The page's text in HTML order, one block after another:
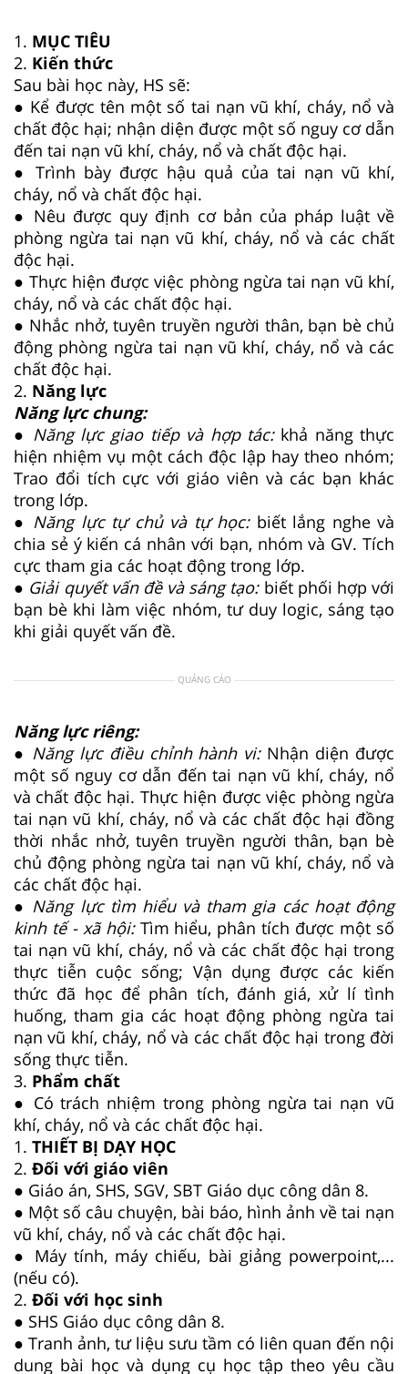
1. MỤC TIÊU
2. Kiến thức
Sau bài học này, HS sẽ:
● Kể được tên một số tai nạn vũ khí, cháy, nổ và
chất độc hại; nhận diện được một số nguy cơ dẫn
đến tai nạn vũ khí, cháy, nổ và chất độc hại.
● Trình bày được hậu quả của tai nạn vũ khí,
cháy, nổ và chất độc hại.
● Nêu được quy định cơ bản của pháp luật về
phòng ngừa tai nạn vũ khí, cháy, nổ và các chất
độc hại.
● Thực hiện được việc phòng ngừa tai nạn vũ khí,
cháy, nổ và các chất độc hại.
● Nhắc nhở, tuyên truyền người thân, bạn bè chủ
động phòng ngừa tai nạn vũ khí, cháy, nổ và các
chất độc hại.
2. Năng lực
Năng lực chung:
● Năng lực giao tiếp và hợp tác:khả năng thực
hiện nhiệm vụ một cách độc lập hay theo nhóm;
Trao đổi tích cực với giáo viên và các bạn khác
trong lớp.
● Năng lực tự chủ và tự học:biết lắng nghe và
chia sẻ ý kiến cá nhân với bạn, nhóm và GV. Tích
cực tham gia các hoạt động trong lớp.
● Giải quyết vấn đề và sáng tạo:biết phối hợp với
bạn bè khi làm việc nhóm, tư duy logic, sáng tạo
khi giải quyết vấn đề.
QUẢNG CÁO
Năng lực riêng:
● Năng lực điều chỉnh hành vi:Nhận diện được
một số nguy cơ dẫn đến tai nạn vũ khí, cháy, nổ
và chất độc hại. Thực hiện được việc phòng ngừa
tai nạn vũ khí, cháy, nổ và các chất độc hại đồng
thời nhắc nhở, tuyên truyền người thân, bạn bè
chủ động phòng ngừa tai nạn vũ khí, cháy, nổ và
các chất độc hại.
● Năng lực tìm hiểu và tham gia các hoạt động
kinh tế - xã hội:Tìm hiểu, phân tích được một số
tai nạn vũ khí, cháy, nổ và các chất độc hại trong
thực tiễn cuộc sống; Vận dụng được các kiến
thức đã học để phân tích, đánh giá, xử lí tình
huống, tham gia các hoạt động phòng ngừa tai
nạn vũ khí, cháy, nổ và các chất độc hại trong đời
sống thực tiễn.
3. Phẩm chất
● Có trách nhiệm trong phòng ngừa tai nạn vũ
khí, cháy, nổ và các chất độc hại.
1. THIẾT BỊ DẠY HỌC
2. Đối với giáo viên
● Giáo án, SHS, SGV, SBT Giáo dục công dân 8.
● Một số câu chuyện, bài báo, hình ảnh về tai nạn
vũ khí, cháy, nổ và các chất độc hại.
● Máy tính, máy chiếu, bài giảng powerpoint,...
(nếu có).
2. Đối với học sinh
● SHS Giáo dục công dân 8.
● Tranh ảnh, tư liệu sưu tầm có liên quan đến nội
dung bài học và dụng cụ học tập theo yêu cầu